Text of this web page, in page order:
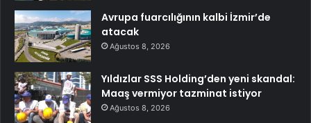
Avrupa fuarcılığının kalbi İzmir’de
atacak
Ağustos 8, 2026
Yıldızlar SSS Holding’den yeni skandal:
Maaş vermiyor tazminat istiyor
Ağustos 8, 2026